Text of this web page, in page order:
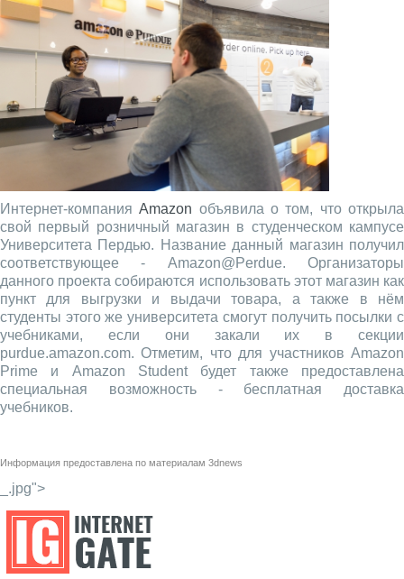
Интернет-компанияAmazon объявила о том, что открыла
свой первый розничный магазин в студенческом кампусе
Университета Пердью. Название данный магазин получил
соответствующее - Amazon@Perdue. Организаторы
данного проекта собираются использовать этот магазин как
пункт для выгрузки и выдачи товара, а также в нём
студенты этого же университета смогут получить посылки с
учебниками, если они закали их в секции
purdue.amazon.com. Отметим, что для участников Amazon
Prime и Amazon Student будет также предоставлена
специальная возможность - бесплатная доставка
учебников.
Информация предоставлена по материалам 3dnews
_.jpg">